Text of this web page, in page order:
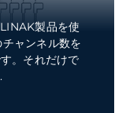
製品を使
ャンネル数を
。それだけで